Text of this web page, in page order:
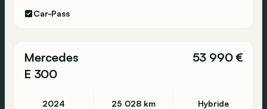
Car-Pass
Mercedes
E 300
53 990 €
2024 25 028 km Hybride